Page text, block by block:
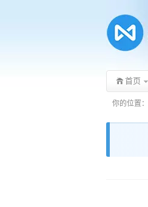
首页
你的位置：